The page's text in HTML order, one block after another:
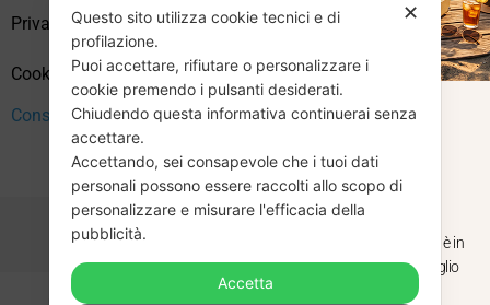
Privacy Policy
Cookie Policy (UE)
Consenso
Copyright © 2026 Vendita Vinili Usati | P.IVA 12240940960
✕
Questo sito utilizza cookie tecnici e di
profilazione.
Puoi accettare, rifiutare o personalizzare i
cookie premendo i pulsanti desiderati.
Chiudendo questa informativa continuerai senza
accettare.
Accettando, sei consapevole che i tuoi dati
personali possono essere raccolti allo scopo di
personalizzare e misurare l'efficacia della
pubblicità.
Accetta
CHIUSURA
ESTIVA
Dal 29 luglio al 31 agosto venditaviniliusati.it è in
pausa estiva. Gli ordini ricevuti entro il 29 luglio
saranno spediti regolarmente.